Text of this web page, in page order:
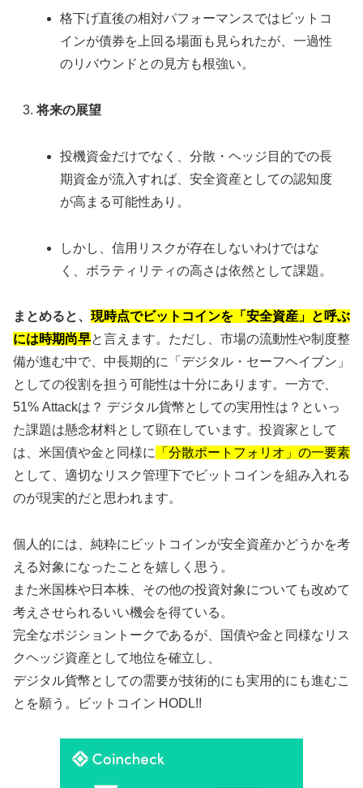
格下げ直後の相対パフォーマンスではビットコ
インが債券を上回る場面も見られたが、一過性
のリバウンドとの見方も根強い。
将来の展望
投機資金だけでなく、分散・ヘッジ目的での長
期資金が流入すれば、安全資産としての認知度
が高まる可能性あり。
しかし、信用リスクが存在しないわけではな
く、ボラティリティの高さは依然として課題。
まとめると、 現時点でビットコインを「安全資産」と呼ぶ
には時期尚早と言えます。ただし、市場の流動性や制度整
備が進む中で、中長期的に「デジタル・セーフヘイブン」
としての役割を担う可能性は十分にあります。一方で、
51% Attackは？ デジタル貨幣としての実用性は？といっ
た課題は懸念材料として顕在しています。投資家として
は、米国債や金と同様に
「分散ポートフォリオ」の一要素
として、適切なリスク管理下でビットコインを組み入れる
のが現実的だと思われます。
個人的には、純粋にビットコインが安全資産かどうかを考
える対象になったことを嬉しく思う。
また米国株や日本株、その他の投資対象についても改めて
考えさせられるいい機会を得ている。
完全なポジショントークであるが、国債や金と同様なリス
クヘッジ資産として地位を確立し、
デジタル貨幣としての需要が技術的にも実用的にも進むこ
とを願う。ビットコイン HODL!!